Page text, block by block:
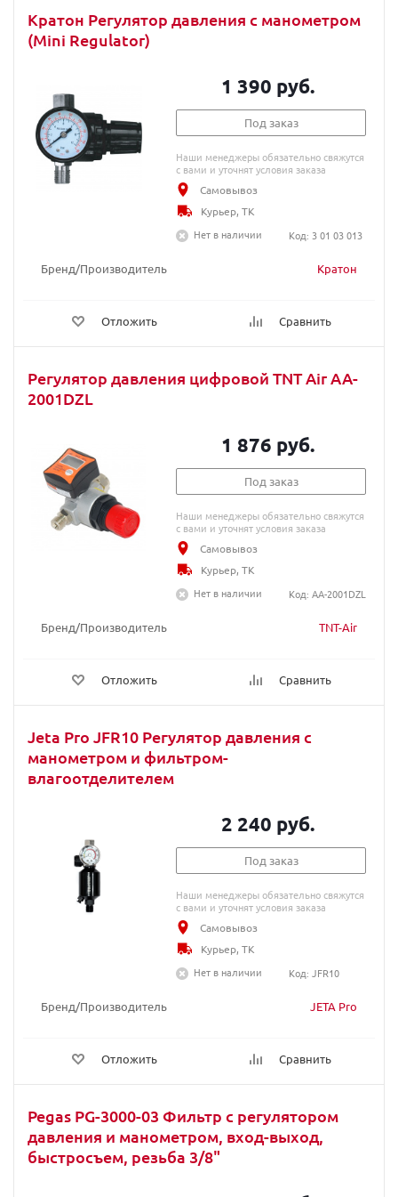
Кратон Регулятор давления с манометром
(Mini Regulator)
Бренд/Производитель Кратон
Отложить Сравнить
1 390 руб.
Под заказ
Наши менеджеры обязательно свяжутся
с вами и уточнят условия заказа
Самовывоз
Курьер, ТК
Нет в наличии
Код: 3 01 03 013
Регулятор давления цифровой TNT Air AA-
2001DZL
Бренд/Производитель TNT-Air
Отложить Сравнить
1 876 руб.
Под заказ
Наши менеджеры обязательно свяжутся
с вами и уточнят условия заказа
Самовывоз
Курьер, ТК
Нет в наличии
Код: AA-2001DZL
Jeta Pro JFR10 Регулятор давления с
манометром и фильтром-
влагоотделителем
Бренд/Производитель JETA Pro
Отложить Сравнить
2 240 руб.
Под заказ
Наши менеджеры обязательно свяжутся
с вами и уточнят условия заказа
Самовывоз
Курьер, ТК
Нет в наличии
Код: JFR10
Pegas PG-3000-03 Фильтр с регулятором
давления и манометром, вход-выход,
быстросъем, резьба 3/8"